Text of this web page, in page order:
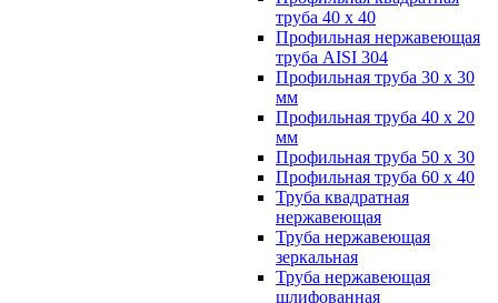
труба 40 х 40
Профильная нержавеющая
труба AISI 304
Профильная труба 30 х 30
мм
Профильная труба 40 х 20
мм
Профильная труба 50 х 30
Профильная труба 60 х 40
Труба квадратная
нержавеющая
Труба нержавеющая
зеркальная
Труба нержавеющая
шлифованная